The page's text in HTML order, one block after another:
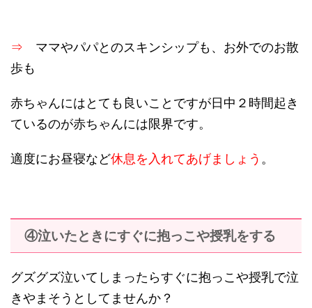
⇒ ママやパパとのスキンシップも、お外でのお散
歩も
赤ちゃんにはとても良いことですが日中２時間起き
ているのが赤ちゃんには限界です。
適度にお昼寝など休息を入れてあげましょう 。
④泣いたときにすぐに抱っこや授乳をする
グズグズ泣いてしまったらすぐに抱っこや授乳で泣
きやまそうとしてませんか？